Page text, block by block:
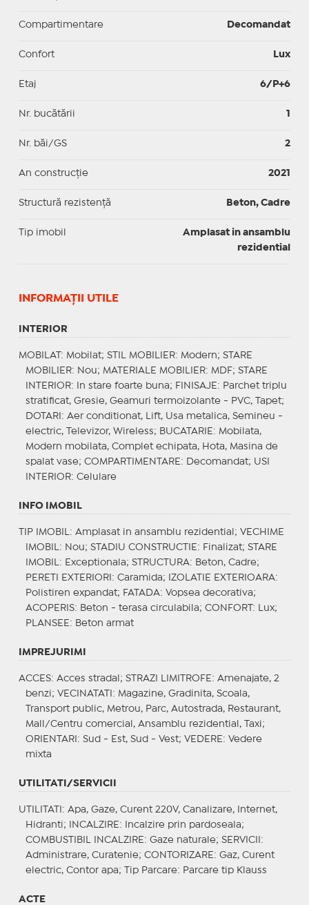
Compartimentare Decomandat
Confort Lux
Etaj 6/P+6
Nr. bucătării 1
Nr. băi/GS 2
An construcție 2021
Structură rezistență Beton, Cadre
Tip imobil
Amplasat in ansamblu
rezidential
INFORMAŢII UTILE
INTERIOR
MOBILAT : Mobilat; STIL MOBILIER: Modern; STARE
MOBILIER: Nou; MATERIALE MOBILIER: MDF; STARE
INTERIOR: In stare foarte buna; FINISAJE : Parchet triplu
stratificat, Gresie, Geamuri termoizolante - PVC, Tapet;
DOTARI : Aer conditionat, Lift, Usa metalica, Semineu -
electric, Televizor, Wireless; BUCATARIE : Mobilata,
Modern mobilata, Complet echipata, Hota, Masina de
spalat vase; COMPARTIMENTARE : Decomandat; USI
INTERIOR: Celulare
INFO IMOBIL
TIP IMOBIL : Amplasat in ansamblu rezidential; VECHIME
IMOBIL : Nou; STADIU CONSTRUCTIE : Finalizat; STARE
IMOBIL : Exceptionala; STRUCTURA: Beton, Cadre;
PERETI EXTERIORI : Caramida; IZOLATIE EXTERIOARA:
Polistiren expandat; FATADA: Vopsea decorativa;
ACOPERIS: Beton - terasa circulabila; CONFORT : Lux;
PLANSEE : Beton armat
IMPREJURIMI
ACCES: Acces stradal; STRAZI LIMITROFE : Amenajate, 2
benzi; VECINATATI : Magazine, Gradinita, Scoala,
Transport public, Metrou, Parc, Autostrada, Restaurant,
Mall/Centru comercial, Ansamblu rezidential, Taxi;
ORIENTARI : Sud - Est, Sud - Vest; VEDERE : Vedere
mixta
UTILITATI/SERVICII
UTILITATI : Apa, Gaze, Curent 220V, Canalizare, Internet,
Hidranti;
INCALZIRE : Incalzire prin pardoseala;
COMBUSTIBIL INCALZIRE : Gaze naturale; SERVICII :
Administrare, Curatenie; CONTORIZARE : Gaz, Curent
electric, Contor apa;
Tip Parcare: Parcare tip Klauss
ACTE